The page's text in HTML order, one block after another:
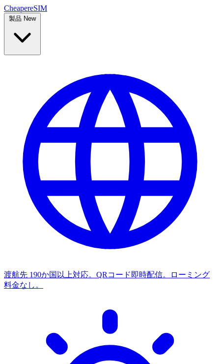
CheapereSIM
製品 New
渡航先 190か国以上対応。QRコード即時配信。ローミング
料金なし。